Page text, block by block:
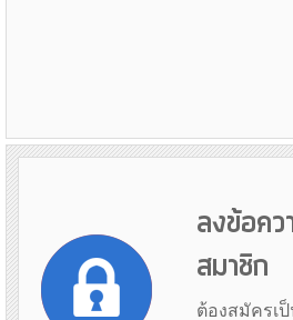
ลงข้อคว
สมาชิก
ต้องสมัครเ